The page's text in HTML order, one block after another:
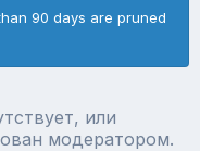
90 days are pruned
или
модератором.